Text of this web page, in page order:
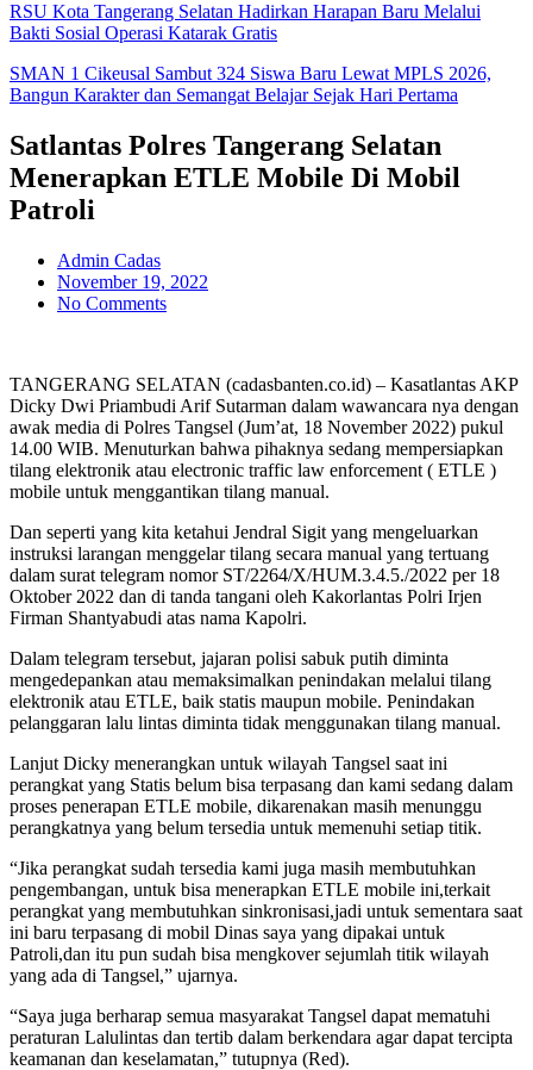
RSU Kota Tangerang Selatan Hadirkan Harapan Baru Melalui
Bakti Sosial Operasi Katarak Gratis
SMAN 1 Cikeusal Sambut 324 Siswa Baru Lewat MPLS 2026,
Bangun Karakter dan Semangat Belajar Sejak Hari Pertama
Satlantas Polres Tangerang Selatan
Menerapkan ETLE Mobile Di Mobil
Patroli
Admin Cadas
November 19, 2022
No Comments
TANGERANG SELATAN (cadasbanten.co.id) – Kasatlantas AKP
Dicky Dwi Priambudi Arif Sutarman dalam wawancara nya dengan
awak media di Polres Tangsel (Jum’at, 18 November 2022) pukul
14.00 WIB. Menuturkan bahwa pihaknya sedang mempersiapkan
tilang elektronik atau electronic traffic law enforcement ( ETLE )
mobile untuk menggantikan tilang manual.
Dan seperti yang kita ketahui Jendral Sigit yang mengeluarkan
instruksi larangan menggelar tilang secara manual yang tertuang
dalam surat telegram nomor ST/2264/X/HUM.3.4.5./2022 per 18
Oktober 2022 dan di tanda tangani oleh Kakorlantas Polri Irjen
Firman Shantyabudi atas nama Kapolri.
Dalam telegram tersebut, jajaran polisi sabuk putih diminta
mengedepankan atau memaksimalkan penindakan melalui tilang
elektronik atau ETLE, baik statis maupun mobile. Penindakan
pelanggaran lalu lintas diminta tidak menggunakan tilang manual.
Lanjut Dicky menerangkan untuk wilayah Tangsel saat ini
perangkat yang Statis belum bisa terpasang dan kami sedang dalam
proses penerapan ETLE mobile, dikarenakan masih menunggu
perangkatnya yang belum tersedia untuk memenuhi setiap titik.
“Jika perangkat sudah tersedia kami juga masih membutuhkan
pengembangan, untuk bisa menerapkan ETLE mobile ini,terkait
perangkat yang membutuhkan sinkronisasi,jadi untuk sementara saat
ini baru terpasang di mobil Dinas saya yang dipakai untuk
Patroli,dan itu pun sudah bisa mengkover sejumlah titik wilayah
yang ada di Tangsel,” ujarnya.
“Saya juga berharap semua masyarakat Tangsel dapat mematuhi
peraturan Lalulintas dan tertib dalam berkendara agar dapat tercipta
keamanan dan keselamatan,” tutupnya (Red).